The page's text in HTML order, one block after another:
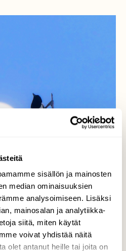
sisällön ja mainosten
median ominaisuuksien
analysoimiseen. Lisäksi
mainosalan ja analytiikka-
siitä, miten käytät
voivat yhdistää näitä
olet antanut heille tai joita on
kulta!